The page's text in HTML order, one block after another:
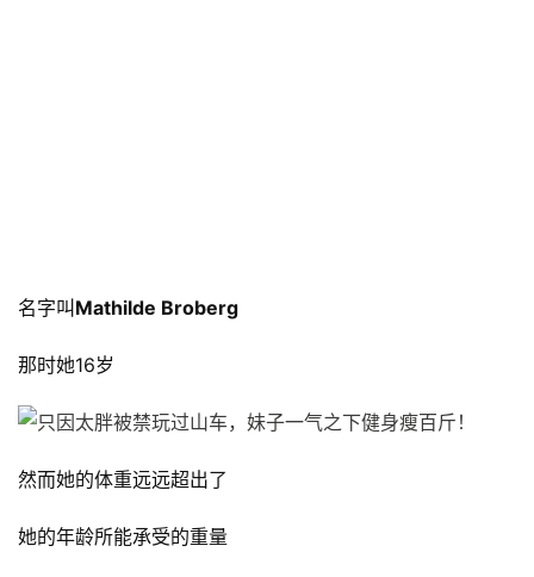
名字叫 Mathilde Broberg
那时她16岁
然而她的体重远远超出了
她的年龄所能承受的重量